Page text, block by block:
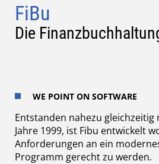
FiBu
Die
WE POINT ON SOFTWARE
Entstanden nahezu gleichzeitig
Jahre 1999, ist Fibu entwickelt
Anforderungen an ein
Programm gerecht zu werden.